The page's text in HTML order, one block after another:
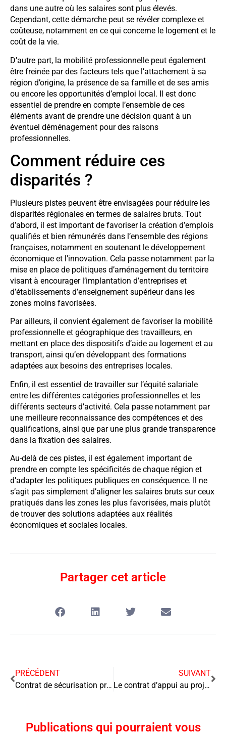
dans une autre où les salaires sont plus élevés.
Cependant, cette démarche peut se révéler complexe et
coûteuse, notamment en ce qui concerne le logement et le
coût de la vie.
D’autre part, la mobilité professionnelle peut également
être freinée par des facteurs tels que l’attachement à sa
région d’origine, la présence de sa famille et de ses amis
ou encore les opportunités d’emploi local. Il est donc
essentiel de prendre en compte l’ensemble de ces
éléments avant de prendre une décision quant à un
éventuel déménagement pour des raisons
professionnelles.
Comment réduire ces
disparités ?
Plusieurs pistes peuvent être envisagées pour réduire les
disparités régionales en termes de salaires bruts. Tout
d’abord, il est important de favoriser la création d’emplois
qualifiés et bien rémunérés dans l’ensemble des régions
françaises, notamment en soutenant le développement
économique et l’innovation. Cela passe notamment par la
mise en place de politiques d’aménagement du territoire
visant à encourager l’implantation d’entreprises et
d’établissements d’enseignement supérieur dans les
zones moins favorisées.
Par ailleurs, il convient également de favoriser la mobilité
professionnelle et géographique des travailleurs, en
mettant en place des dispositifs d’aide au logement et au
transport, ainsi qu’en développant des formations
adaptées aux besoins des entreprises locales.
Enfin, il est essentiel de travailler sur l’équité salariale
entre les différentes catégories professionnelles et les
différents secteurs d’activité. Cela passe notamment par
une meilleure reconnaissance des compétences et des
qualifications, ainsi que par une plus grande transparence
dans la fixation des salaires.
Au-delà de ces pistes, il est également important de
prendre en compte les spécificités de chaque région et
d’adapter les politiques publiques en conséquence. Il ne
s’agit pas simplement d’aligner les salaires bruts sur ceux
pratiqués dans les zones les plus favorisées, mais plutôt
de trouver des solutions adaptées aux réalités
économiques et sociales locales.
Partager cet article
PRÉCÉDENT
Contrat de sécurisation professionnelle (CSP) : un dispositif clé pour les salariés licenciés
SUIVANT
Le contrat d’appui au projet d’entreprise (Cape) : un dispositif innovant pour les entrepreneurs
Publications qui pourraient vous